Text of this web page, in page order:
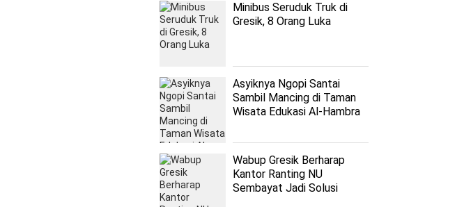
Minibus Seruduk Truk di
Gresik, 8 Orang Luka
Asyiknya Ngopi Santai
Sambil Mancing di Taman
Wisata Edukasi Al-Hambra
Wabup Gresik Berharap
Kantor Ranting NU
Sembayat Jadi Solusi